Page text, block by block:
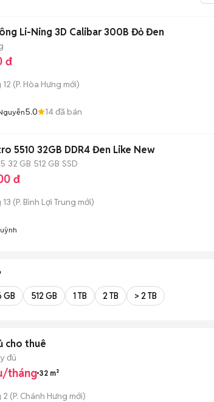
Li-Ning 3D Calibar 300B Đỏ Đen
đ
(P. Hòa Hưng mới)
5.0 14đã bán
5510 32GB DDR4 Đen Like New
32 GB 512 GB SSD
đ
(P. Bình Lợi Trung mới)
GB 512 GB 1 TB 2 TB > 2 TB
cho thuê
đủ
tháng 32 m²
2 (P. Chánh Hưng mới)